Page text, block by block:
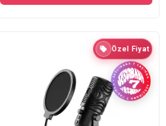
Özel Fiyat